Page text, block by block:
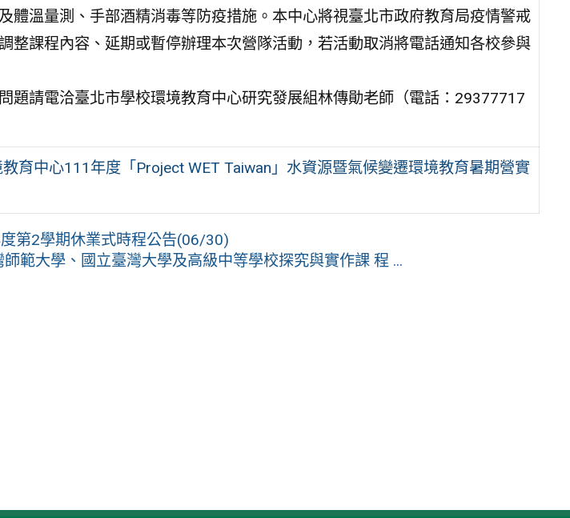
體溫量測、手部酒精消毒等防疫措施。本中心將視臺北市政府教育局疫情警戒
整課程內容、延期或暫停辦理本次營隊活動，若活動取消將電話通知各校參與
題請電洽臺北市學校環境教育中心研究發展組林傳勛老師（電話：29377717
育中心111年度「Project WET Taiwan」水資源暨氣候變遷環境教育暑期營實
第2學期休業式時程公告(06/30)
師範大學、國立臺灣大學及高級中等學校探究與實作課 程 ...